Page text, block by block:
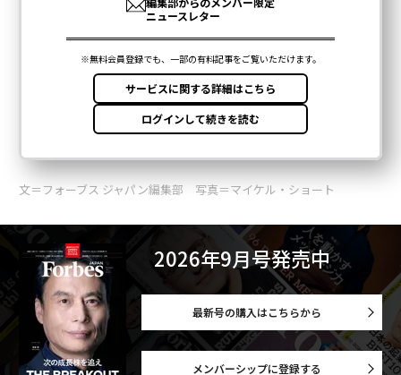
文＝フォーブス ジャパン編集部 写真＝マイケル・ショート
2026年9月号発売中
最新号の購入はこちらから
メンバーシップに登録する